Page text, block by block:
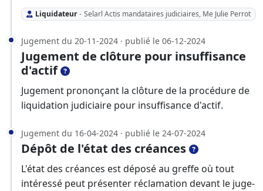
Liquidateur - Selarl Actis mandataires judiciaires, Me Julie Perrot
Jugement du 20-11-2024 · publié le 06-12-2024
Jugement de clôture pour insuffisance
d'actif
Jugement prononçant la clôture de la procédure de
liquidation judiciaire pour insuffisance d'actif.
Jugement du 16-04-2024 · publié le 24-07-2024
Dépôt de l'état des créances
L'état des créances est déposé au greffe où tout
intéressé peut présenter réclamation devant le juge-